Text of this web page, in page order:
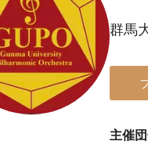
群馬
主催